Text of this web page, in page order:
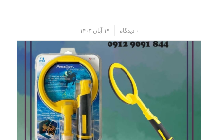
۰ دیدگاه ۱۹ آبان ۱۴۰۳